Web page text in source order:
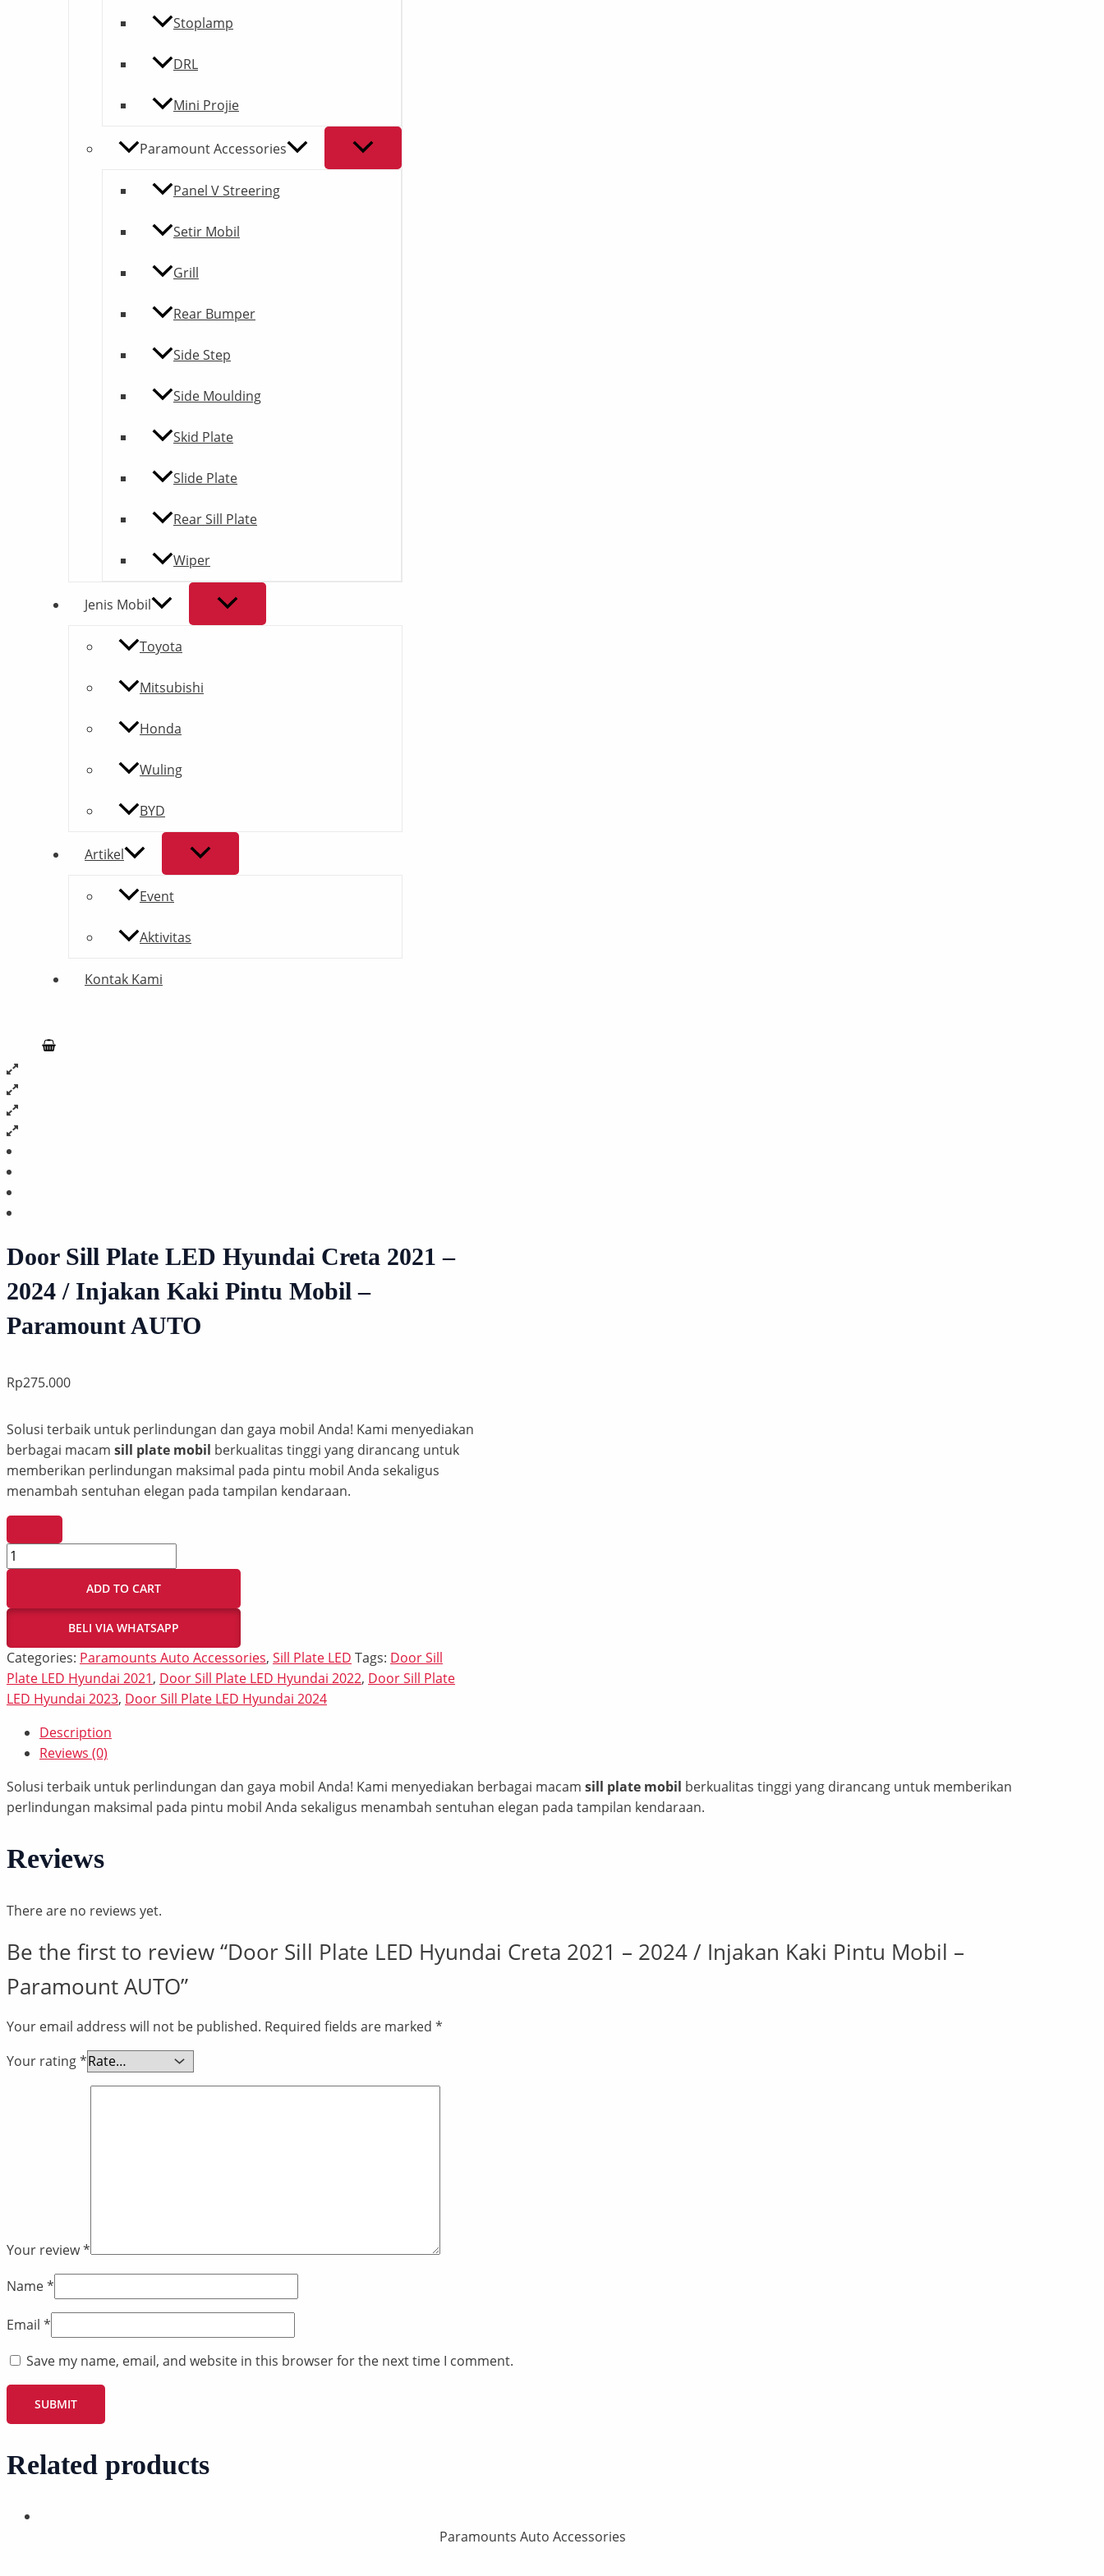
Stoplamp
DRL
Mini Projie
Paramount Accessories
Panel V Streering
Setir Mobil
Grill
Rear Bumper
Side Step
Side Moulding
Skid Plate
Slide Plate
Rear Sill Plate
Wiper
Jenis Mobil
Toyota
Mitsubishi
Honda
Wuling
BYD
Artikel
Event
Aktivitas
Kontak Kami
Door Sill Plate LED Hyundai Creta 2021 –
2024 / Injakan Kaki Pintu Mobil –
Paramount AUTO
Rp275.000
Solusi terbaik untuk perlindungan dan gaya mobil Anda! Kami menyediakan
berbagai macam sill plate mobil berkualitas tinggi yang dirancang untuk
memberikan perlindungan maksimal pada pintu mobil Anda sekaligus
menambah sentuhan elegan pada tampilan kendaraan.
ADD TO CART
BELI VIA WHATSAPP
Categories: Paramounts Auto Accessories, Sill Plate LED Tags: Door Sill
Plate LED Hyundai 2021, Door Sill Plate LED Hyundai 2022, Door Sill Plate
LED Hyundai 2023, Door Sill Plate LED Hyundai 2024
Description
Reviews (0)
Solusi terbaik untuk perlindungan dan gaya mobil Anda! Kami menyediakan berbagai macam sill plate mobil berkualitas tinggi yang dirancang untuk memberikan
perlindungan maksimal pada pintu mobil Anda sekaligus menambah sentuhan elegan pada tampilan kendaraan.
Reviews
There are no reviews yet.
Be the first to review “Door Sill Plate LED Hyundai Creta 2021 – 2024 / Injakan Kaki Pintu Mobil –
Paramount AUTO”
Your email address will not be published. Required fields are marked *
Your rating*
Your review*
Name*
Email *
Save my name, email, and website in this browser for the next time I comment.
Related products
Paramounts Auto Accessories